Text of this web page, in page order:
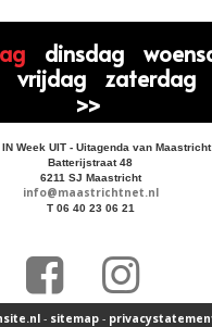
dinsdag
vrijdag zaterdag
>>
IN Week UIT - Uitagenda van Maastricht
Batterijstraat 48
6211 SJ Maastricht
info@maastrichtnet.nl
T 06 40 23 06 21
- sitemap-